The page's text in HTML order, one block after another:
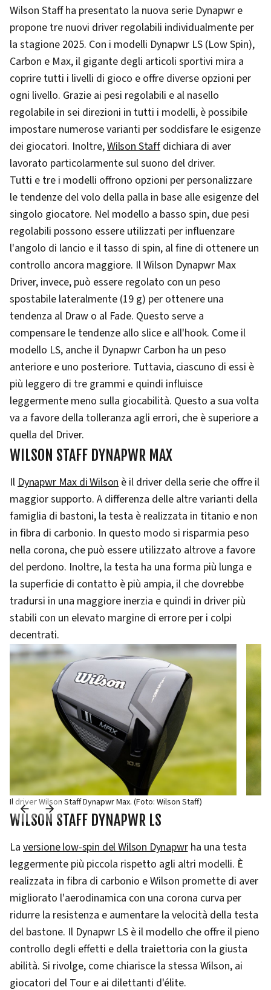
Wilson Staff ha presentato la nuova serie Dynapwr e
propone tre nuovi driver regolabili individualmente per
la stagione 2025. Con i modelli Dynapwr LS (Low Spin),
Carbon e Max, il gigante degli articoli sportivi mira a
coprire tutti i livelli di gioco e offre diverse opzioni per
ogni livello. Grazie ai pesi regolabili e al nasello
regolabile in sei direzioni in tutti i modelli, è possibile
impostare numerose varianti per soddisfare le esigenze
dei giocatori. Inoltre,Wilson Staffdichiara di aver
lavorato particolarmente sul suono del driver.
Tutti e tre i modelli offrono opzioni per personalizzare
le tendenze del volo della palla in base alle esigenze del
singolo giocatore. Nel modello a basso spin, due pesi
regolabili possono essere utilizzati per influenzare
l'angolo di lancio e il tasso di spin, al fine di ottenere un
controllo ancora maggiore. Il Wilson Dynapwr Max
Driver, invece, può essere regolato con un peso
spostabile lateralmente (19 g) per ottenere una
tendenza al Draw o al Fade. Questo serve a
compensare le tendenze allo slice e all'hook. Come il
modello LS, anche il Dynapwr Carbon ha un peso
anteriore e uno posteriore. Tuttavia, ciascuno di essi è
più leggero di tre grammi e quindi influisce
leggermente meno sulla giocabilità. Questo a sua volta
va a favore della tolleranza agli errori, che è superiore a
quella del Driver.
WILSON STAFF DYNAPWR MAX
IlDynapwr Max di Wilsonè il driver della serie che offre il
maggior supporto. A differenza delle altre varianti della
famiglia di bastoni, la testa è realizzata in titanio e non
in fibra di carbonio. In questo modo si risparmia peso
nella corona, che può essere utilizzato altrove a favore
del perdono. Inoltre, la testa ha una forma più lunga e
la superficie di contatto è più ampia, il che dovrebbe
tradursi in una maggiore inerzia e quindi in driver più
stabili con un elevato margine di errore per i colpi
decentrati.
Il driver Wilson Staff Dynapwr Max. (Foto: Wilson Staff)
WILSON STAFF DYNAPWR LS
La versione low-spin del Wilson Dynapwrha una testa
leggermente più piccola rispetto agli altri modelli. È
realizzata in fibra di carbonio e Wilson promette di aver
migliorato l'aerodinamica con una corona curva per
ridurre la resistenza e aumentare la velocità della testa
del bastone. Il Dynapwr LS è il modello che offre il pieno
controllo degli effetti e della traiettoria con la giusta
abilità. Si rivolge, come chiarisce la stessa Wilson, ai
giocatori del Tour e ai dilettanti d'élite.